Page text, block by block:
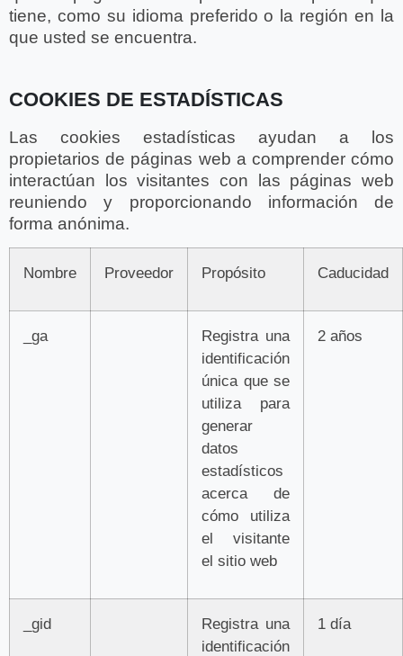
tiene, como su idioma preferido o la región en la
que usted se encuentra.
COOKIES DE ESTADÍSTICAS
Las cookies estadísticas ayudan a los
propietarios de páginas web a comprender cómo
interactúan los visitantes con las páginas web
reuniendo y proporcionando información de
forma anónima.
Nombre Proveedor Propósito Caducidad
_ga
Registra una
identificación
única que se
utiliza para
generar
datos
estadísticos
acerca de
cómo utiliza
el visitante
el sitio web
2 años
_gid
Registra una
identificación
1 día